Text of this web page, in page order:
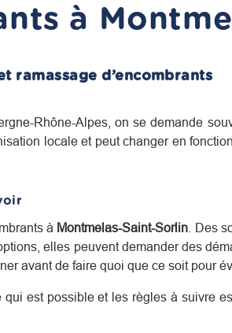
à
ramassage d’encombrants
Rhône-Alpes, on se demande
locale et peut changer en
à Montmelas-Saint-Sorlin . Des
elles peuvent demander des
avant de faire quoi que ce soit pour
est possible et les règles à suivre